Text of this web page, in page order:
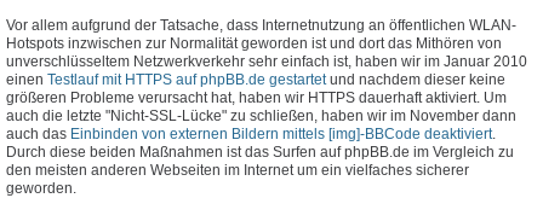
Vor allem aufgrund der Tatsache, dass Internetnutzung an öffentlichen WLAN-
Hotspots inzwischen zur Normalität geworden ist und dort das Mithören von
unverschlüsseltem Netzwerkverkehr sehr einfach ist, haben wir im Januar 2010
einen Testlauf mit HTTPS auf phpBB.de gestartetund nachdem dieser keine
größeren Probleme verursacht hat, haben wir HTTPS dauerhaft aktiviert. Um
auch die letzte "Nicht-SSL-Lücke" zu schließen, haben wir im November dann
auch das Einbinden von externen Bildern mittels [img]-BBCode deaktiviert.
Durch diese beiden Maßnahmen ist das Surfen auf phpBB.de im Vergleich zu
den meisten anderen Webseiten im Internet um ein vielfaches sicherer
geworden.